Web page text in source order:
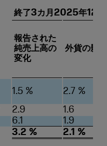
終了3カ月2025年12
報告された
純売上高の
変化
外貨の影響
1.5 % 2.7 %
2.9
1.6
6.1
1.9
3.2 % 2.1 %